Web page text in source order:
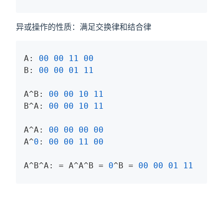
异或操作的性质：满足交换律和结合律
A: 00 00 11
00
B: 00 00 01 11
A^B: 00 00 10
11
B^A: 00 00 10 11
A^A: 00 00 00
00
A^0 : 00 00 11 00
A^B^A: = A^A^B = 0^B = 00 00 01 11